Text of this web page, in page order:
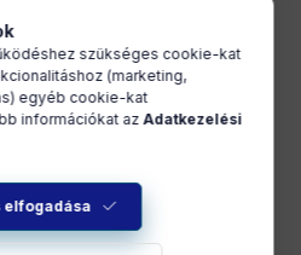
szükséges cookie-kat
(marketing,
egyéb cookie-kat
információkat azAdatkezelési
elfogadása